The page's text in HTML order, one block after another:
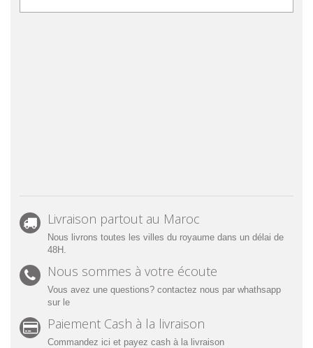
Livraison partout au Maroc
Nous livrons toutes les villes du royaume dans un délai de
48H.
Nous sommes à votre écoute
Vous avez une questions? contactez nous par whathsapp
sur le
Paiement Cash à la livraison
Commandez ici et payez cash à la livraison